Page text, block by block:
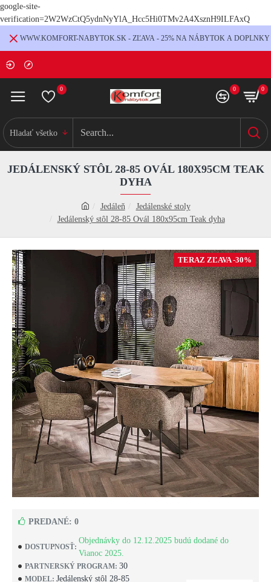
google-site-
verification=2W2WzCtQ5ydnNyYlA_Hcc5Hi0TMv2A4XsznH9ILFAxQ
WWW.KOMFORT-NABYTOK.SK - ZĽAVA - 25% NA NÁBYTOK A DOPLNKY
0 0 0
Hladať všetko
Jedáleň
Jedálenské stoly
Jedálenský stôl 28-85 Ovál 180x95cm Teak dyha
JEDÁLENSKÝ STÔL 28-85 OVÁL 180X95CM TEAK
DYHA
TERAZ ZĽAVA -30%
DOSTUPNOSŤ:
Objednávky do 12.12.2025 budú dodané do
Vianoc 2025.
PARTNERSKÝ PROGRAM: 30
MODEL: Jedálenský stôl 28-85
PREDANÉ: 0